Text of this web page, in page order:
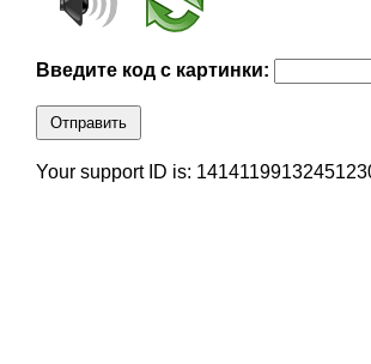
Введите код с картинки:
Отправить
Your support ID is: